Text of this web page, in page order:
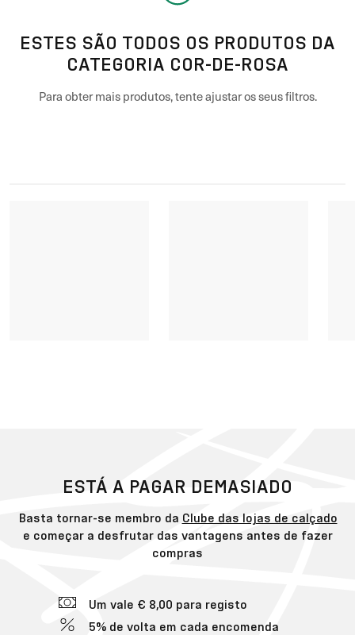
ESTES SÃO TODOS OS PRODUTOS DA
CATEGORIA COR-DE-ROSA
Para obter mais produtos, tente ajustar os seus filtros.
ESTÁ A PAGAR DEMASIADO
Basta tornar-se membro da Clube das lojas de calçado
e começar a desfrutar das vantagens antes de fazer
compras
Um vale € 8,00 para registo
5% de volta em cada encomenda